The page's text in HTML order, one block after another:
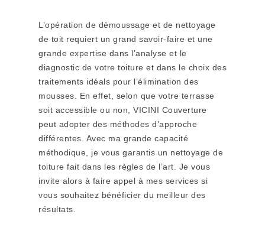
L’opération de démoussage et de nettoyage
de toit requiert un grand savoir-faire et une
grande expertise dans l’analyse et le
diagnostic de votre toiture et dans le choix des
traitements idéals pour l’élimination des
mousses. En effet, selon que votre terrasse
soit accessible ou non, VICINI Couverture
peut adopter des méthodes d’approche
différentes. Avec ma grande capacité
méthodique, je vous garantis un nettoyage de
toiture fait dans les règles de l’art. Je vous
invite alors à faire appel à mes services si
vous souhaitez bénéficier du meilleur des
résultats.